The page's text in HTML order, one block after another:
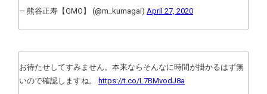
— 熊谷正寿【GMO】 (@m_kumagai) April 27, 2020
お待たせしてすみません。本来ならそんなに時間が掛かるはず無
いので確認しますね。
https://t.co/L7BMvodJ8a